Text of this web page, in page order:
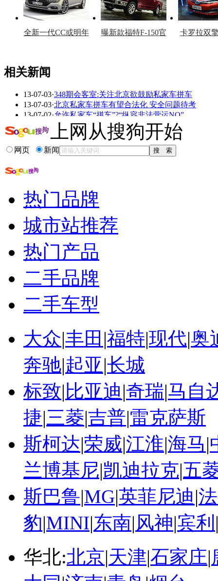
全新一代CC或明年
曝新款福特F-150官
卡罗拉双
看赛车宝贝争奇斗
艳
车模美腿爆乳无惧
走光
相关新闻
13-07-03·348期会客室:关注北京欲鼓励私家车拼车
13-07-03·北京私家车拼车有望合法化 安全问题待考
13-07-02·允许私家车“拼车”?“纵容非法营运NO”
13-07-02
湖北鹤峰公务出差必须＂拼车＂ 公车费每年减
13-07-02
北京私家车拼车或合法化 市民参与意愿强
13-07-01·如何厘清“合乘拼车” “非法运营”界限
相关推荐
什么是非法营运
广东省非法营运罚款
非法营运罚款分期首付
私家车非法营运处罚
私家车非法营运的界定
上网从搜狗开始
网页 新闻
热门品牌
城市站推荐
热门产品
二手品牌
二手车型
大众|丰田 |福特|现代|奥
奔驰|起亚|长城
标致| 比亚迪|奇瑞|马自
捷|三菱|吉普|雷克萨斯
斯柯达|荣威|江淮|海马|
兰博基尼|凯迪拉克|五
斯巴鲁|MG|英菲尼迪|
豹|MINI|东南|风神|宾利
华北:北京|天津|石家庄|